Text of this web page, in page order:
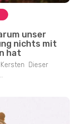
unser
nichts mit
hat
Dieser